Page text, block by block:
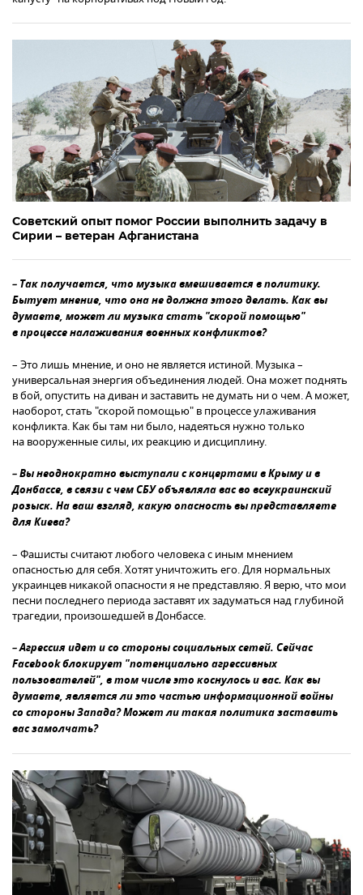
Советский опыт помог России выполнить задачу в
Сирии – ветеран Афганистана
– Так получается, что музыка вмешивается в политику.
Бытует мнение, что она не должна этого делать. Как вы
думаете, может ли музыка стать "скорой помощью"
в процессе налаживания военных конфликтов?
– Это лишь мнение, и оно не является истиной. Музыка –
универсальная энергия объединения людей. Она может поднять
в бой, опустить на диван и заставить не думать ни о чем. А может,
наоборот, стать "скорой помощью" в процессе улаживания
конфликта. Как бы там ни было, надеяться нужно только
на вооруженные силы, их реакцию и дисциплину.
– Вы неоднократно выступали с концертами в Крыму и в
Донбассе, в связи с чем СБУ объявляла вас во всеукраинский
розыск. На ваш взгляд, какую опасность вы представляете
для Киева?
– Фашисты считают любого человека с иным мнением
опасностью для себя. Хотят уничтожить его. Для нормальных
украинцев никакой опасности я не представляю. Я верю, что мои
песни последнего периода заставят их задуматься над глубиной
трагедии, произошедшей в Донбассе.
– Агрессия идет и со стороны социальных сетей. Сейчас
Facebook блокирует "потенциально агрессивных
пользователей", в том числе это коснулось и вас. Как вы
думаете, является ли это частью информационной войны
со стороны Запада? Может ли такая политика заставить
вас замолчать?